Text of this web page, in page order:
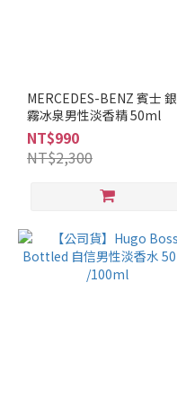
MERCEDES-BENZ 賓士 銀
霧冰泉男性淡香精 50ml
NT$990
NT$2,300